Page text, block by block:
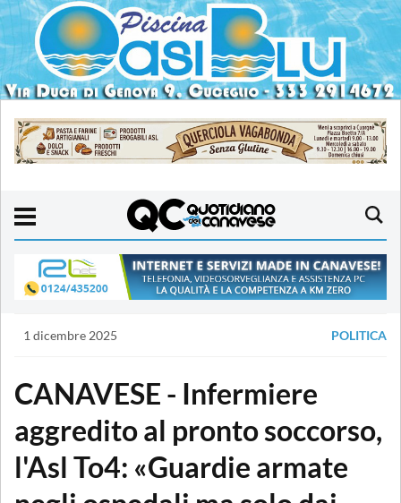
1 dicembre 2025 POLITICA
CANAVESE - Infermiere
aggredito al pronto soccorso,
l'Asl To4: «Guardie armate